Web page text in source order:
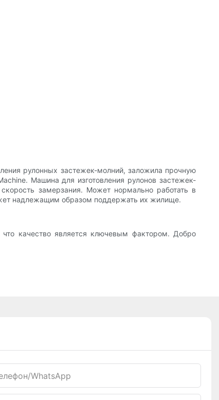
рулонных застежек-молний, заложила прочную
Машина для изготовления рулонов застежек-
замерзания. Может нормально работать в
надлежащим образом поддержать их жилище.
качество является ключевым фактором. Добро
WhatsApp